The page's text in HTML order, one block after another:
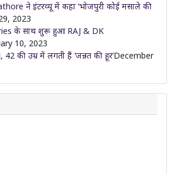
ने इंटरव्यू में कहा ‘भोजपुरी कोई मसाले की
2023
के साथ शुरू हुआ RAJ & DK
10, 2023
की उम्र में लगती हैं ‘जन्नत की हूर’December